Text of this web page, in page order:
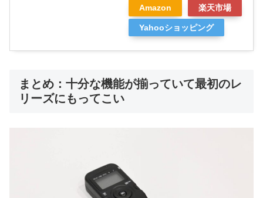
Amazon 楽天市場
Yahooショッピング
まとめ：十分な機能が揃っていて最初のレ
リーズにもってこい